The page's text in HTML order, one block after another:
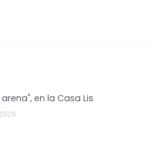
en la Casa Lis